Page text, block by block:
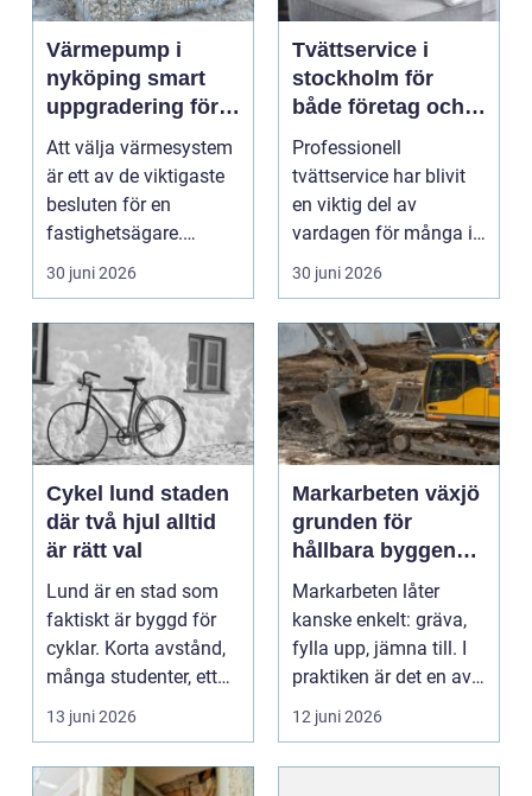
Värmepump i
nyköping smart
uppgradering för
både villor och
lokaler
Att välja värmesystem
är ett av de viktigaste
besluten för en
fastighetsägare.
Kostnaderna för
uppvä...
30 juni 2026
Tvättservice i
stockholm för
både företag och
privatpersoner
Professionell
tvättservice har blivit
en viktig del av
vardagen för många i
Stockholm. Tiden
räcker ...
30 juni 2026
Cykel lund staden
där två hjul alltid
är rätt val
Lund är en stad som
faktiskt är byggd för
cyklar. Korta avstånd,
många studenter, ett
levande centru...
13 juni 2026
Markarbeten växjö
grunden för
hållbara byggen
och vackra
utemiljöer
Markarbeten låter
kanske enkelt: gräva,
fylla upp, jämna till. I
praktiken är det en av
de viktigast...
12 juni 2026